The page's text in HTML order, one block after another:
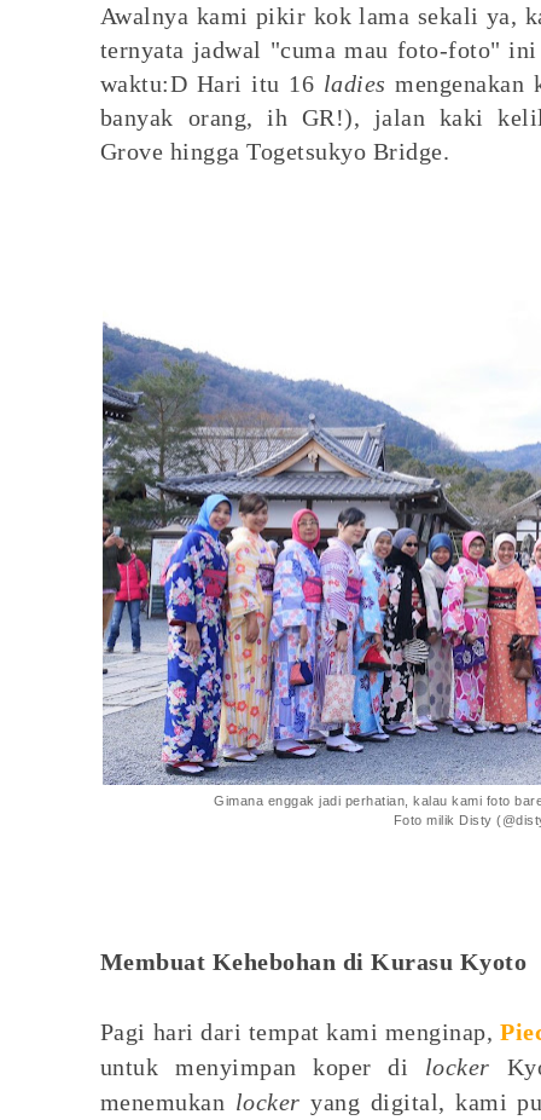
Awalnya kami pikir kok lama sekali ya,
ternyata jadwal "cuma mau foto-foto" ini
waktu:D Hari itu 16 ladies mengenakan
banyak orang, ih GR!), jalan kaki
Grove hingga Togetsukyo Bridge.
Gimana enggak jadi perhatian, kalau kami foto
Foto milik Disty
Membuat Kehebohan di Kurasu Kyoto
Pagi hari dari tempat kami menginap,
untuk menyimpan koper di locker
menemukan locker yang digital, kami